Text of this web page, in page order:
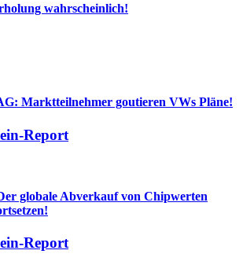
wahrscheinlich!
Marktteilnehmer goutieren VWs Pläne!
Report
globale Abverkauf von Chipwerten
Report